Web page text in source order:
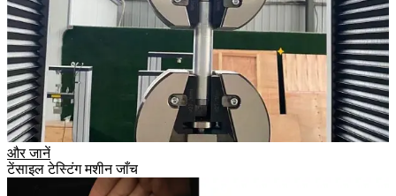
और जानें
टेंसाइल टेस्टिंग मशीन जाँच